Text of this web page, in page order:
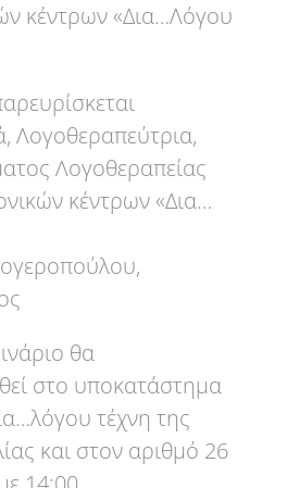
κέντρων «Δια…Λόγου
Λογοθεραπεύτρια,
Λογοθεραπείας
κέντρων «Δια…
θα
στο υποκατάστημα
τέχνη της
και στον αριθμό 26